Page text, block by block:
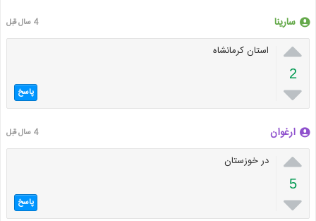
سارینا 4 سال قبل

2

استان کرمانشاه
پاسخ
ارغوان 4 سال قبل

5

در خوزستان
پاسخ